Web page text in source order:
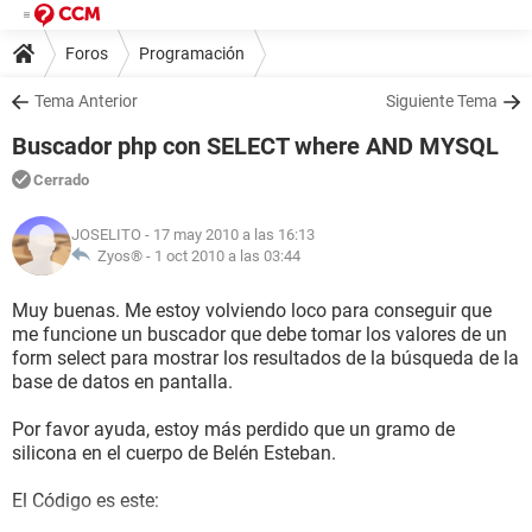
Foros Programación
Tema Anterior Siguiente Tema
Buscador php con SELECT where AND MYSQL
Cerrado
JOSELITO - 17 may 2010 a las 16:13
Zyos® - 1 oct 2010 a las 03:44
Muy buenas. Me estoy volviendo loco para conseguir que
me funcione un buscador que debe tomar los valores de un
form select para mostrar los resultados de la búsqueda de la
base de datos en pantalla.
Por favor ayuda, estoy más perdido que un gramo de
silicona en el cuerpo de Belén Esteban.
El Código es este: